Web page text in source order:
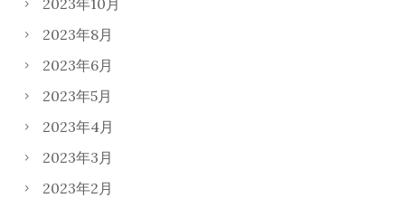
2023年8月
2023年6月
2023年5月
2023年4月
2023年3月
2023年2月